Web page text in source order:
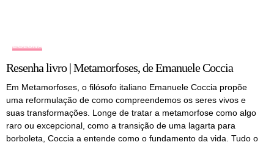
COLUNA
Resenha livro | Metamorfoses, de Emanuele Coccia
Em Metamorfoses, o filósofo italiano Emanuele Coccia propõe
uma reformulação de como compreendemos os seres vivos e
suas transformações. Longe de tratar a metamorfose como algo
raro ou excepcional, como a transição de uma lagarta para
borboleta, Coccia a entende como o fundamento da vida. Tudo o